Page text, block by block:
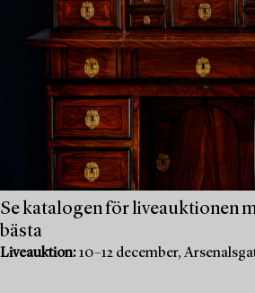
Se katalogen för liveauktionen
bästa
Liveauktion:10–12 december,